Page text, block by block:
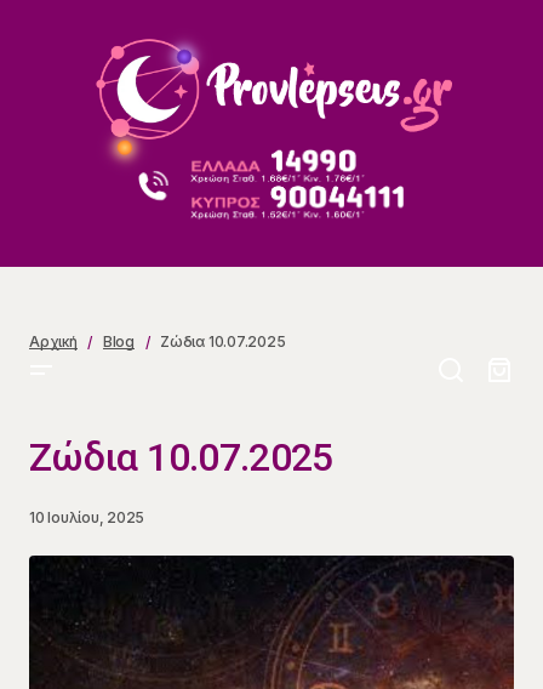
Αρχική Blog Ζώδια 10.07.2025
Ζώδια 10.07.2025
10 Ιουλίου, 2025